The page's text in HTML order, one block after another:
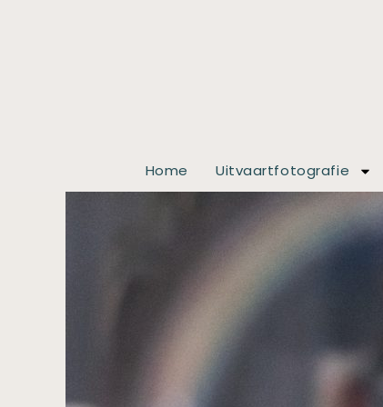
Home Uitvaartfotografie